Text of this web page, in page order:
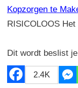
Kopzorgen te
RISICOLOOS
Dit wordt beslist
2.4K